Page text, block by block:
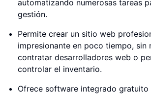
automatizando numerosas tareas
gestión.
Permite crear un sitio web
impresionante en poco tiempo, sin
contratar desarrolladores web o
controlar el inventario.
Ofrece software integrado gratuito